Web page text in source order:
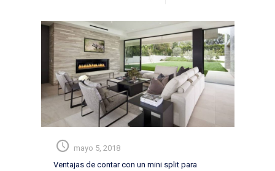
mayo 5, 2018
Ventajas de contar con un mini split para